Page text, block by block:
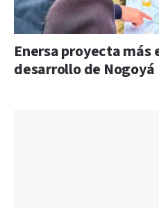
Enersa proyecta
desarrollo de Nogoyá